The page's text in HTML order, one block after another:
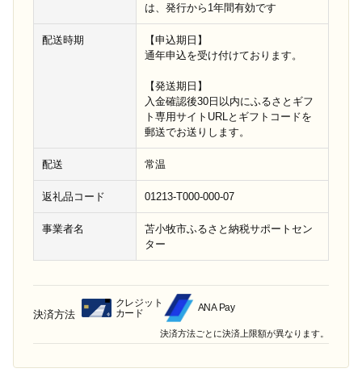
は、発行から1年間有効です
配送時期
【申込期日】
通年申込を受け付けております。
【発送期日】
入金確認後30日以内にふるさとギフ
ト専用サイトURLとギフトコードを
郵送でお送りします。
配送 常温
返礼品コード 01213-T000-000-07
事業者名
苫小牧市ふるさと納税サポートセン
ター
決済方法
クレジット
カード
ANA Pay
決済方法ごとに決済上限額が異なります。